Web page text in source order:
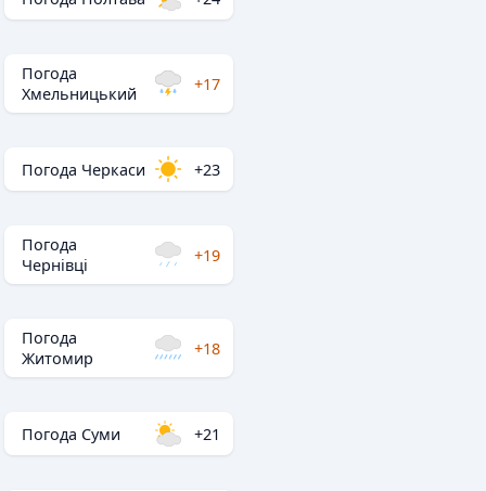
Погода
Хмельницький
+17
Погода Черкаси +23
Погода
Чернівці
+19
Погода
Житомир
+18
Погода Суми +21